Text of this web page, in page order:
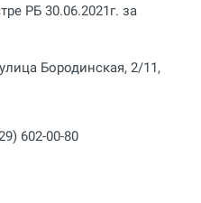
РБ 30.06.2021г. за
улица Бородинская, 2/11,
602-00-80